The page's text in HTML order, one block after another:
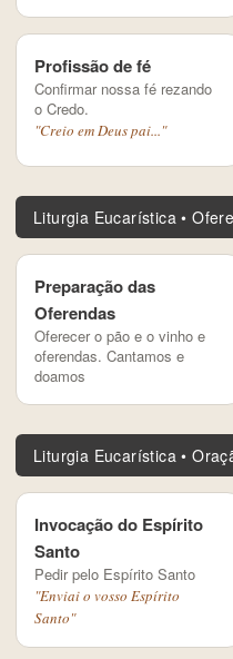
Profissão de fé
Confirmar nossa fé rezando
o Credo.
"Creio em Deus pai..."
Liturgia Eucarística •
Preparação das
Oferendas
Oferecer o pão e o vinho e
oferendas. Cantamos e
doamos
Liturgia Eucarística •
Invocação do Espírito
Santo
Pedir pelo Espírito Santo
"Enviai o vosso Espírito
Santo"